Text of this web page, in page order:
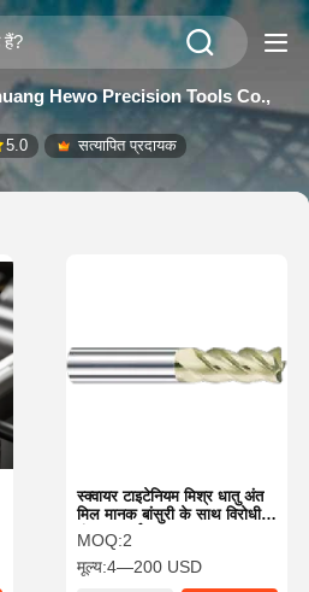
Hewo Precision Tools Co.,
5.0 सत्यापित प्रदायक
स्क्वायर टाइटेनियम मिश्र धातु अंत
मिल मानक बांसुरी के साथ विरोधी
कंपन प्रदर्शन
MOQ:2
मूल्य:4—200 USD